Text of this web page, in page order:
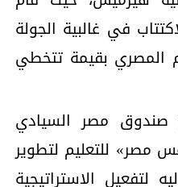
في غالبیة الجولة
المصري بقیمة تتخطي
صندوق مصر السیادي
مصر» للتعلیم لتطویر
لتفعیل الاستراتیجیة